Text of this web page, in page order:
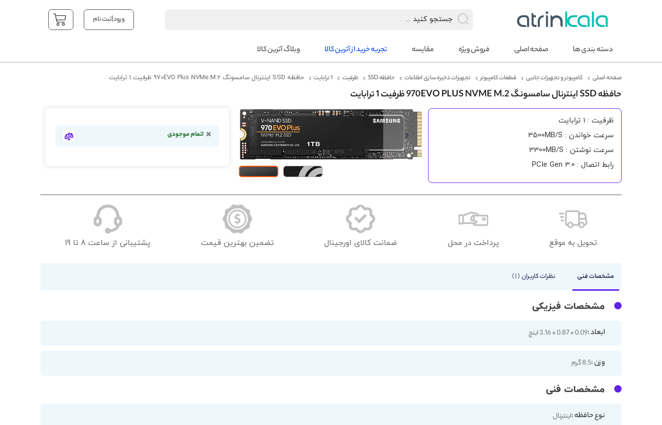
ورود|ثبت نام
YOUR CART
دسته بندی ها
صفحه اصلی فروش ویژه مقایسه تجربه خرید از آترین کالا وبلاگ آترین کالا
صفحه اصلی کامپیوتر و تجهیزات جانبی قطعات کامپیوتر تجهیزات ذخیره سازی اطلاعات حافظه SSD ظرفیت 1 ترابایت حافظه SSD اینترنال سامسونگ 970EVO Plus NVMe M.2 ظرفیت 1 ترابایت
حافظه SSD اینترنال سامسونگ 970EVO PLUS NVME M.2 ظرفیت 1 ترابایت
ظرفیت : 1 ترابایت
سرعت خواندن : 3500MB/S
سرعت نوشتن : 3300MB/S
رابط اتصال : PCIe Gen 3.0
رفتن
به
انتهای
گالری
تصاویر
به
اتمام موجودی
تحویل به موقع پرداخت در محل ضمانت کالای اورجینال تضمین بهترین قیمت پشتیبانی از ساعت 8 تا 19
مشخصات فنی نظرات کاربران 1
مشخصات فیزیکی
ابعاد :0.09 × 0.87 × 3.16 اینچ
وزن :8.5 گرم
مشخصات فنی
نوع حافظه :اینترنال